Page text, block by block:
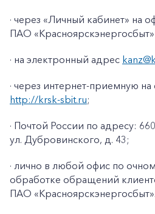
· через «Личный кабинет» на
ПАО «Красноярскэнергосбыт»
· на электронный адрес
· через интернет-приемную
http://krsk-sbit.ru;
· Почтой России по адресу:
ул. Дубровинского, д. 43;
· лично в любой офис по
обработке обращений
ПАО «Красноярскэнергосбыт».